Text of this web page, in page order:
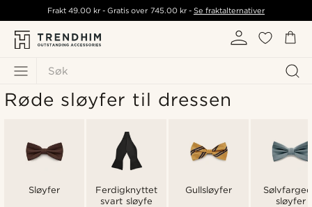
Søk
Frakt49.00 kr - Gratis over 745.00 kr- Se fraktalternativer
Røde sløyfer til dressen
Sløyfer
Ferdigknyttet
svart sløyfe
Gullsløyfer
sløyfer